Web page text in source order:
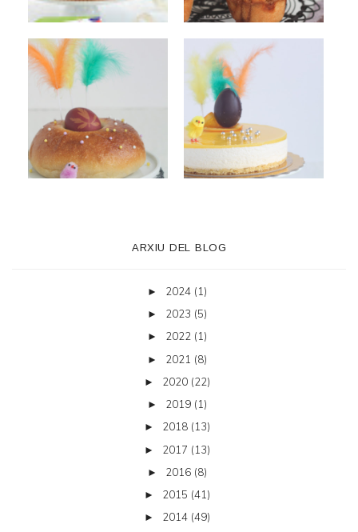
ARXIU DEL BLOG
► 2024 (1)
► 2023 (5)
► 2022 (1)
► 2021 (8)
► 2020 (22)
► 2019 (1)
► 2018 (13)
► 2017 (13)
► 2016 (8)
► 2015 (41)
► 2014 (49)